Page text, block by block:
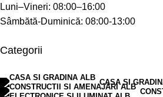
Luni–Vineri: 08:00–16:00
Sâmbătă-Duminică: 08:00-13:00
Categorii
CASA SI